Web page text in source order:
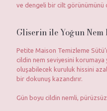
ve dengeli bir cilt görünümünü
Gliserin ile Yoğun Nem
Petite Maison Temizleme
cildin nem seviyesini korumaya
oluşabilecek kuruluk hissini
bir dokunuş kazandırır.
Gün boyu cildin nemli,